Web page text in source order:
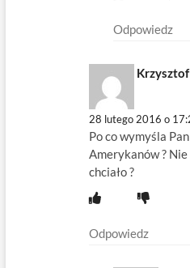
Odpowiedz
28 lutego 2016 o
Po co wymyśla
Amerykanów ?
chciało ?
Odpowiedz